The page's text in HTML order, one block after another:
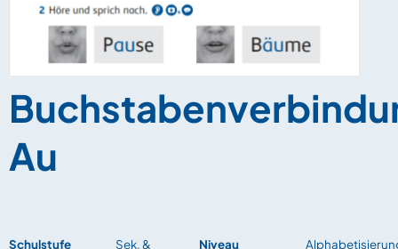
Au
Schulstufe
Sek. &
Niveau